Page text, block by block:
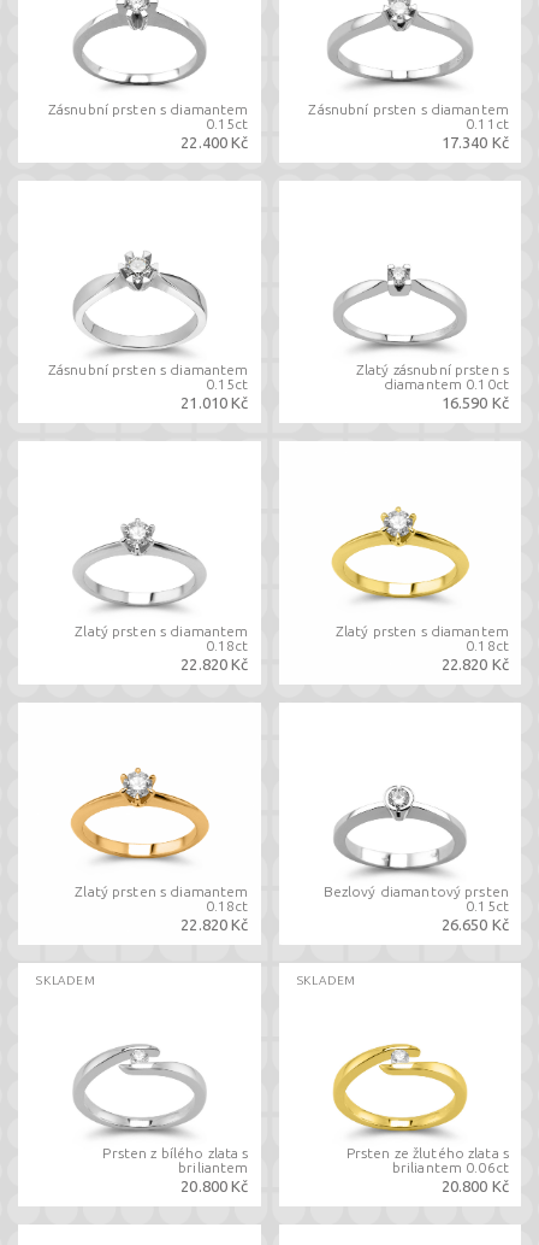
Zásnubní prsten s diamantem
0.15ct
22.400 Kč
Zásnubní prsten s diamantem
0.11ct
17.340 Kč
Zásnubní prsten s diamantem
0.15ct
21.010 Kč
Zlatý zásnubní prsten s
diamantem 0.10ct
16.590 Kč
Zlatý prsten s diamantem
0.18ct
22.820 Kč
Zlatý prsten s diamantem
0.18ct
22.820 Kč
Zlatý prsten s diamantem
0.18ct
22.820 Kč
Bezlový diamantový prsten
0.15ct
26.650 Kč
SKLADEM
Prsten z bílého zlata s
briliantem
20.800 Kč
SKLADEM
Prsten ze žlutého zlata s
briliantem 0.06ct
20.800 Kč